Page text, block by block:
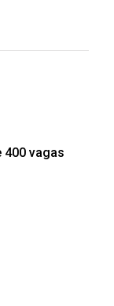
400 vagas